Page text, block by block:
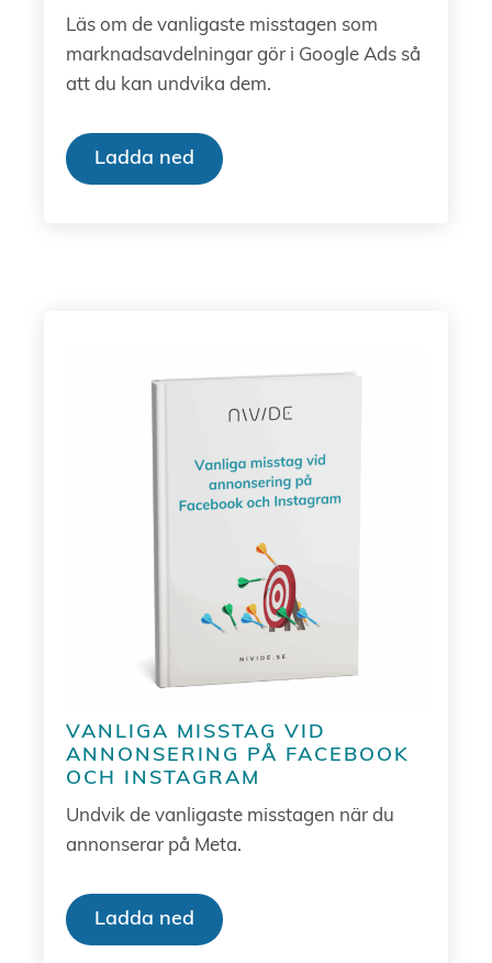
Läs om de vanligaste misstagen som
marknadsavdelningar gör i Google Ads så
att du kan undvika dem.
Ladda ned
VANLIGA MISSTAG VID
ANNONSERING PÅ FACEBOOK
OCH INSTAGRAM
Undvik de vanligaste misstagen när du
annonserar på Meta.
Ladda ned